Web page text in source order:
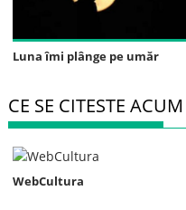
Luna îmi plânge pe umăr
CE SE CITESTE ACUM
WebCultura